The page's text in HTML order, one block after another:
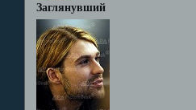
Заглянувший